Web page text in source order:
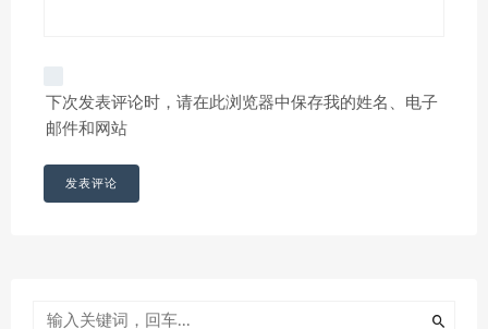
下次发表评论时，请在此浏览器中保存我的姓名、电子
邮件和网站